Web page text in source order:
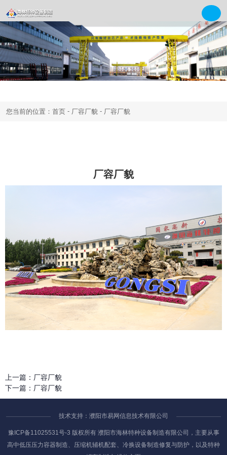
您当前的位置：首页 - 厂容厂貌 - 厂容厂貌
厂容厂貌
上一篇： 厂容厂貌
下一篇： 厂容厂貌
技术支持：濮阳市易网信息技术有限公司
豫ICP备11025531号-3 版权所有 濮阳市海林特种设备制造有限公司，主要从事
高中低压压力容器制造、压缩机辅机配套、冷换设备制造修复与防护，以及特种